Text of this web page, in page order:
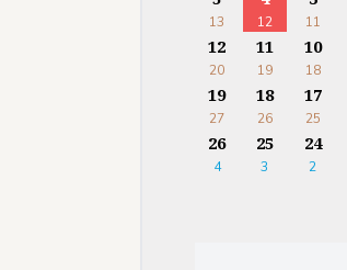
11
12
13
10
18
11
19
12
20
17
25
18
26
19
27
24
2
25
3
26
4